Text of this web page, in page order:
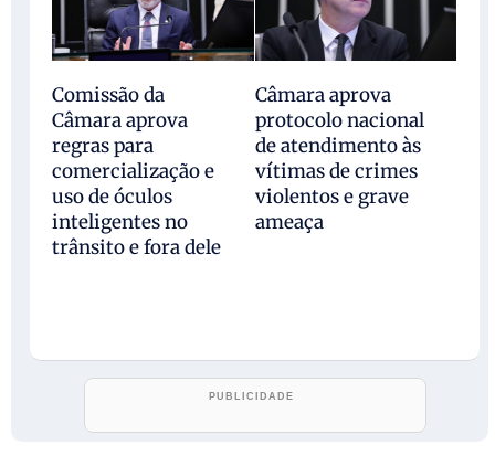
Comissão da
Câmara aprova
regras para
comercialização e
uso de óculos
inteligentes no
trânsito e fora dele
Câmara aprova
protocolo nacional
de atendimento às
vítimas de crimes
violentos e grave
ameaça